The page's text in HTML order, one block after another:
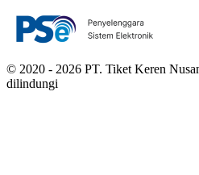
© 2020 - 2026 PT. Tiket Keren
dilindungi